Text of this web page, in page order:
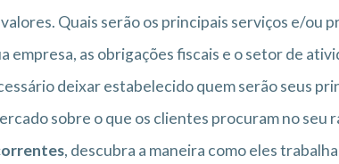
Quais serão os principais serviços e/ou
empresa, as obrigações fiscais e o setor de
deixar estabelecido quem serão seus
sobre o que os clientes procuram no seu
, descubra a maneira como eles